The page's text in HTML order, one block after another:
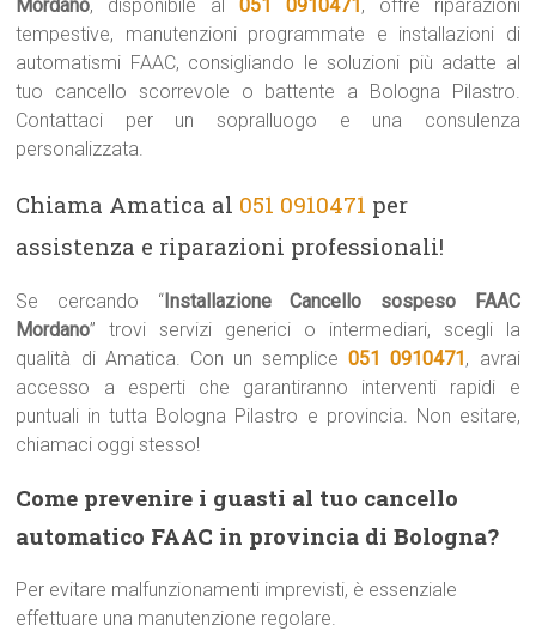
Mordano, disponibile al 051 0910471 , offre riparazioni
tempestive, manutenzioni programmate e installazioni di
automatismi FAAC, consigliando le soluzioni più adatte al
tuo cancello scorrevole o battente a Bologna Pilastro.
Contattaci per un sopralluogo e una consulenza
personalizzata.
Chiama Amatica al 051 0910471 per
assistenza e riparazioni professionali!
Se cercando “Installazione Cancello sospeso FAAC
Mordano” trovi servizi generici o intermediari, scegli la
qualità di Amatica. Con un semplice051 0910471, avrai
accesso a esperti che garantiranno interventi rapidi e
puntuali in tutta Bologna Pilastro e provincia. Non esitare,
chiamaci oggi stesso!
Come prevenire i guasti al tuo cancello
automatico FAAC in provincia di Bologna?
Per evitare malfunzionamenti imprevisti, è essenziale
effettuare una manutenzione regolare.